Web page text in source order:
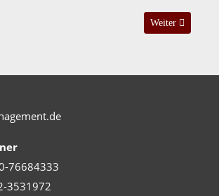
Kurzporträt: Anita Schweiger Nächster
Weiter
76684333
3531972